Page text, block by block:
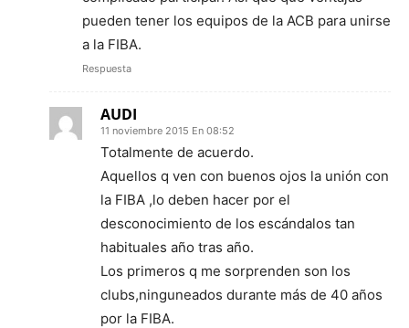
pueden tener los equipos de la ACB para unirse
a la FIBA.
Respuesta
AUDI
11 noviembre 2015 En 08:52
Totalmente de acuerdo.
Aquellos q ven con buenos ojos la unión con
la FIBA ,lo deben hacer por el
desconocimiento de los escándalos tan
habituales año tras año.
Los primeros q me sorprenden son los
clubs,ninguneados durante más de 40 años
por la FIBA.